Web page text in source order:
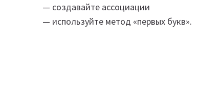
— создавайте ассоциации
— используйте метод «первых букв».